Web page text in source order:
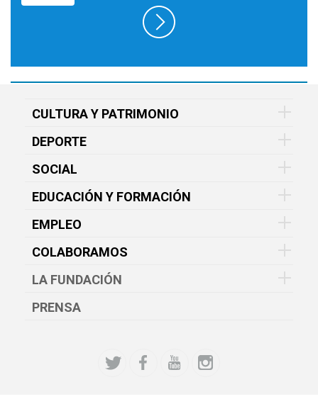
CULTURA Y PATRIMONIO
DEPORTE
SOCIAL
EDUCACIÓN Y FORMACIÓN
EMPLEO
COLABORAMOS
LA FUNDACIÓN
PRENSA